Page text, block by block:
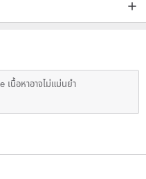
เนื้อหาอาจไม่แม่นยำ